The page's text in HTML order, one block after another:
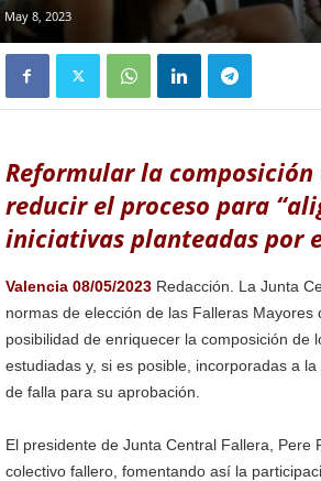
May 8, 2023
Reformular la
reducir el proceso para
iniciativas planteadas por
Valencia 08/05/2023Redacción. La Junta
normas de elección de las Falleras
posibilidad de enriquecer la composición
estudiadas y, si es posible, incorporadas a
de falla para su aprobación.
El presidente de Junta Central Fallera,
colectivo fallero, fomentando así la